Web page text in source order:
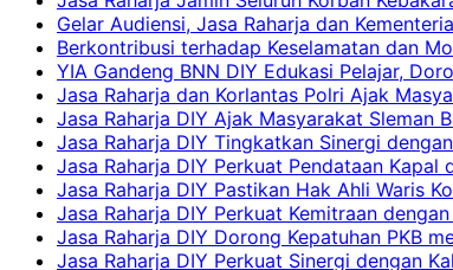
Gelar Audiensi, Jasa Raharja dan
Berkontribusi terhadap Keselamatan dan
YIA Gandeng BNN DIY Edukasi Pelajar,
Jasa Raharja dan Korlantas Polri Ajak
Jasa Raharja DIY Ajak Masyarakat Sleman
Jasa Raharja DIY Tingkatkan Sinergi
Jasa Raharja DIY Perkuat Pendataan Kapal
Jasa Raharja DIY Pastikan Hak Ahli Waris
Jasa Raharja DIY Perkuat Kemitraan
Jasa Raharja DIY Dorong Kepatuhan PKB
Jasa Raharja DIY Perkuat Sinergi dengan